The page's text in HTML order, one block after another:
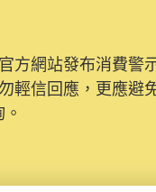
方網站發布消費
輕信回應，更應
投訴處理系統已
名、電郵及電話
出跟進。